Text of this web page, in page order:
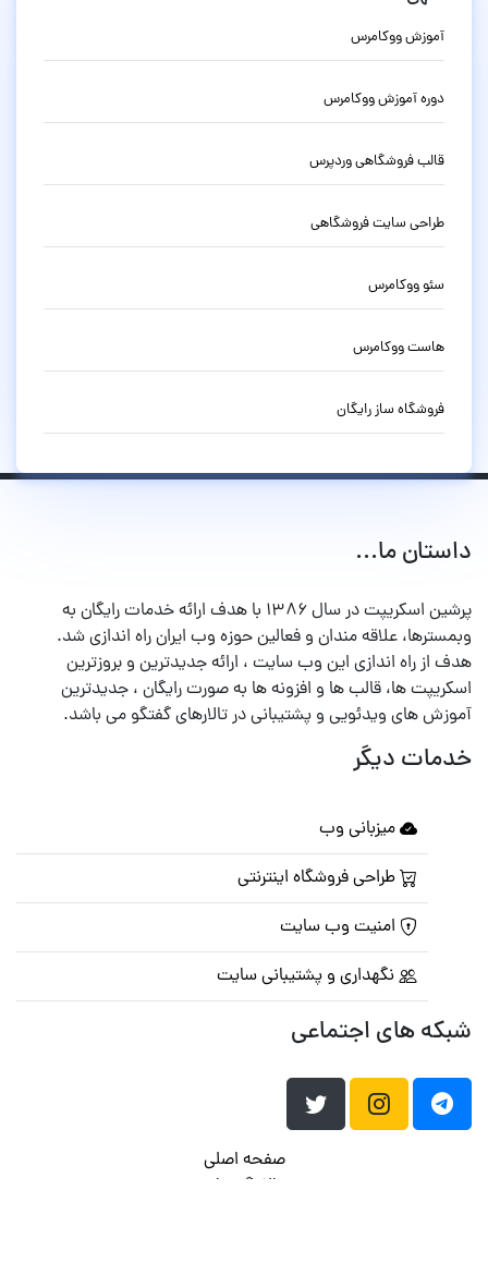
آموزش ووکامرس
دوره آموزش ووکامرس
قالب فروشگاهی وردپرس
طراحی سایت فروشگاهی
سئو ووکامرس
هاست ووکامرس
فروشگاه ساز رایگان
داستان ما...
پرشین اسکریپت در سال ۱۳۸۶ با هدف ارائه خدمات رایگان به
وبمسترها، علاقه مندان و فعالین حوزه وب ایران راه اندازی شد.
هدف از راه اندازی این وب سایت ، ارائه جدیدترین و بروزترین
اسکریپت ها، قالب ها و افزونه ها به صورت رایگان ، جدیدترین
آموزش های ویدئویی و پشتیبانی در تالارهای گفتگو می باشد.
خدمات دیگر
میزبانی وب
طراحی فروشگاه اینترنتی
امنیت وب سایت
نگهداری و پشتیبانی سایت
شبکه های اجتماعی
صفحه اصلی
تالار گفتمان